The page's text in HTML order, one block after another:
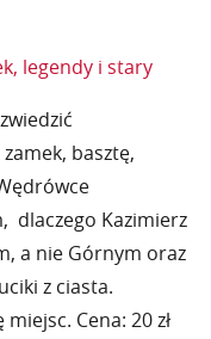
legendy i stary
basztę,
dlaczego Kazimierz
a nie Górnym oraz
z ciasta.
Cena: 20 zł